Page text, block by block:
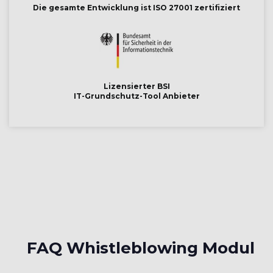
Die gesamte Entwicklung ist ISO 27001 zertifiziert
Lizensierter BSI
IT-Grundschutz-Tool Anbieter
FAQ Whistleblowing Modul